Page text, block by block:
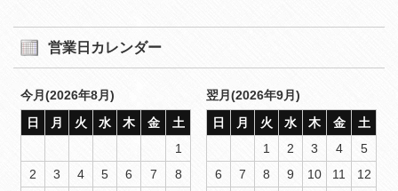
営業日カレンダー
今月(2026年8月)
日
月 火 水 木 金
土
1
2
3 4 5 6 7
8
翌月(2026年9月)
日
月 火 水 木 金
土
1
2 3 4
5
6
7 8 9 10 11
12